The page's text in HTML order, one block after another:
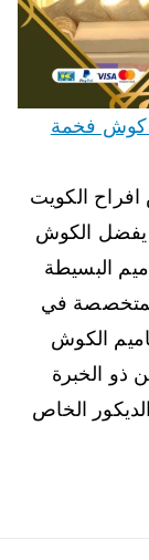
تصميم كوش افراح الكويت 66875552 كوش فخمة
الكويت
يفضل الكوش
البسيطة
في
الكوش
ذو الخبرة
الخاص